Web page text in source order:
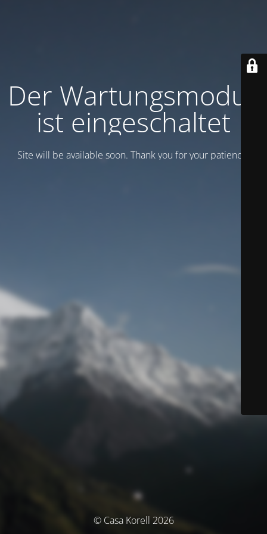
Der Wartungsmodus
ist eingeschaltet
Site will be available soon. Thank you for your patience!
© Casa Korell 2026